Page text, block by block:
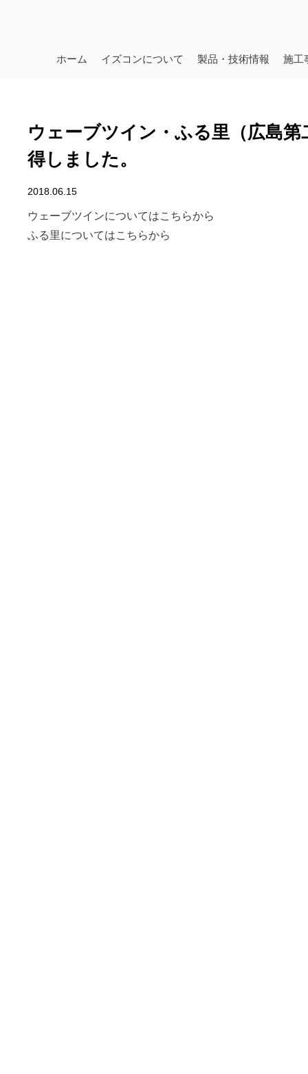
ホーム イズコンについて 製品・技術情報 施工
ウェーブツイン・ふる里（広島
得しました。
2018.06.15
ウェーブツインについてはこちらから
ふる里についてはこちらから